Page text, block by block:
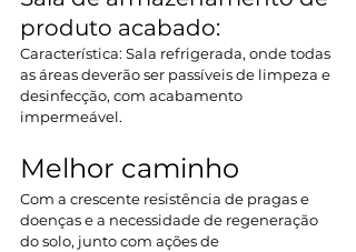
produto acabado:
Característica: Sala refrigerada, onde todas
as áreas deverão ser passíveis de limpeza e
desinfecção, com acabamento
impermeável.
Melhor caminho
Com a crescente resistência de pragas e
doenças e a necessidade de regeneração
do solo, junto com ações de